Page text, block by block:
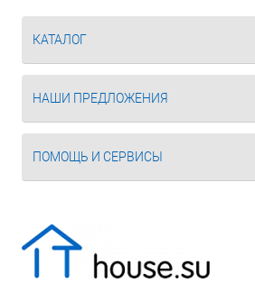
КАТАЛОГ
НАШИ ПРЕДЛОЖЕНИЯ
ПОМОЩЬ И СЕРВИСЫ